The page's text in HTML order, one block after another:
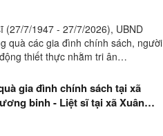
(27/7/1947 - 27/7/2026), UBND
quà các gia đình chính sách, người
thiết thực nhằm tri ân
gia đình chính sách tại xã
binh - Liệt sĩ tại xã Xuân